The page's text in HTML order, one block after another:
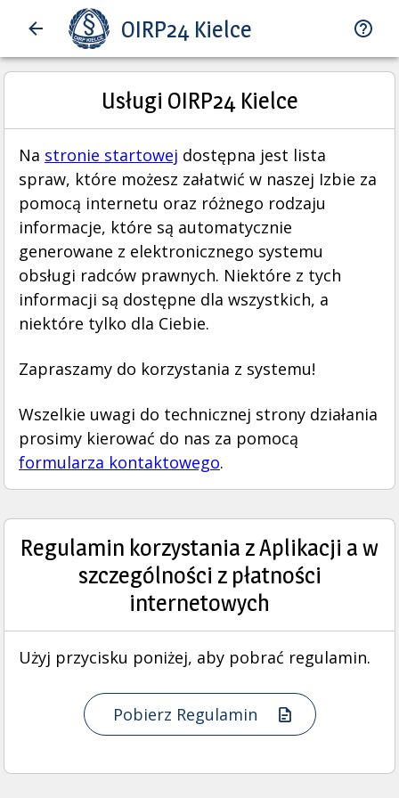
OIRP24 Kielce
Usługi OIRP24 Kielce
Na stronie startowej dostępna jest lista
spraw, które możesz załatwić w naszej Izbie za
pomocą internetu oraz różnego rodzaju
informacje, które są automatycznie
generowane z elektronicznego systemu
obsługi radców prawnych. Niektóre z tych
informacji są dostępne dla wszystkich, a
niektóre tylko dla Ciebie.
Zapraszamy do korzystania z systemu!
Wszelkie uwagi do technicznej strony działania
prosimy kierować do nas za pomocą
formularza kontaktowego.
Regulamin korzystania z Aplikacji a w
szczególności z płatności
internetowych
Użyj przycisku poniżej, aby pobrać regulamin.
Pobierz Regulamin